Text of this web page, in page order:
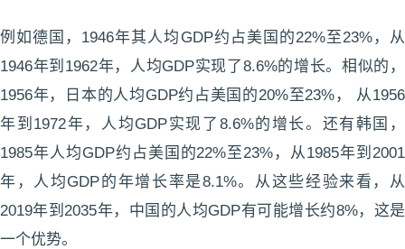
例如德国，1946年其人均GDP约占美国的22%至23%，从
1946年到1962年，人均GDP实现了8.6%的增长。相似的，
1956年，日本的人均GDP约占美国的20%至23%， 从1956
年到1972年，人均GDP实现了8.6%的增长。还有韩国，
1985年人均GDP约占美国的22%至23%，从1985年到2001
年，人均GDP的年增长率是8.1%。从这些经验来看，从
2019年到2035年，中国的人均GDP有可能增长约8%，这是
一个优势。